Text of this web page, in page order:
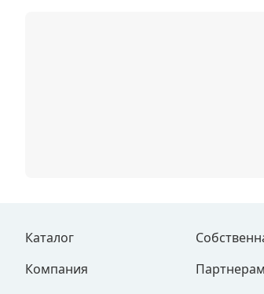
Каталог
Компания
Партнерам